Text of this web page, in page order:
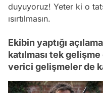
duyuyoruz! Yeter ki o
ısırtılmasın.
Ekibin yaptığı
katılması tek
verici gelişmeler de